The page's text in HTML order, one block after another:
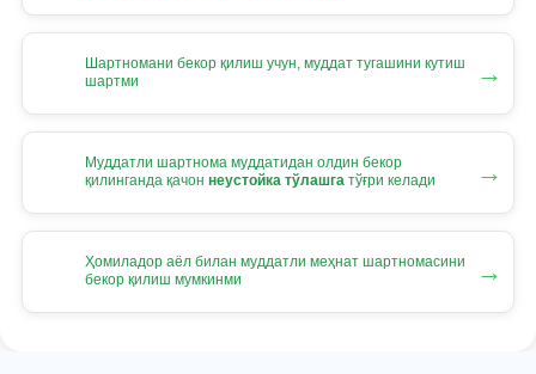
Шартномани бекор қилиш учун, муддат тугашини кутиш
шартми
→
Муддатли шартнома муддатидан олдин бекор
қилинганда қачон неустойка тўлашга тўғри келади →
Ҳомиладор аёл билан муддатли меҳнат шартномасини
бекор қилиш мумкинми
→